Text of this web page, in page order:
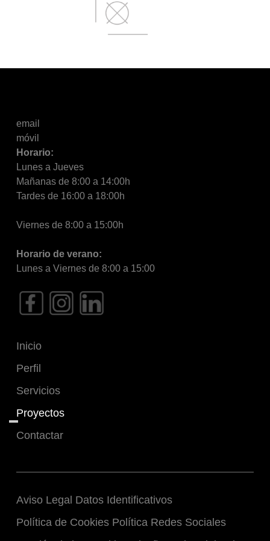
Inicio
Perfil
Servicios
Proyectos
Contactar
email
móvil
Horario:
Lunes a Jueves
Mañanas de 8:00 a 14:00h
Tardes de 16:00 a 18:00h
Viernes de 8:00 a 15:00h
Horario de verano:
Lunes a Viernes de 8:00 a 15:00
Aviso Legal Datos Identificativos
Política de Cookies Política Redes Sociales